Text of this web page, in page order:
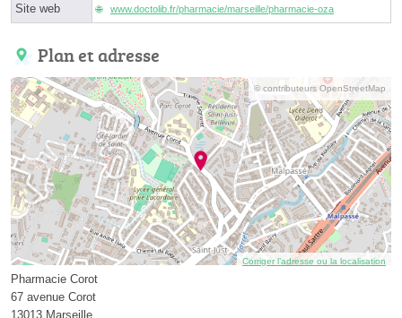
Site web www.doctolib.fr/pharmacie/marseille/pharmacie-oza
Plan et adresse
© contributeurs OpenStreetMap
Corriger l’adresse ou la localisation
Pharmacie Corot
67 avenue Corot
13013 Marseille